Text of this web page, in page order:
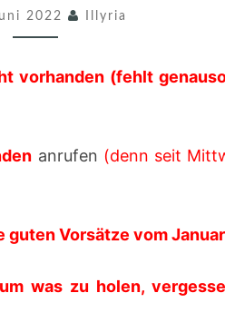
R
T
2022 Illyria
vorhanden (fehlt
anrufen (denn seit
guten Vorsätze vom
was zu holen,